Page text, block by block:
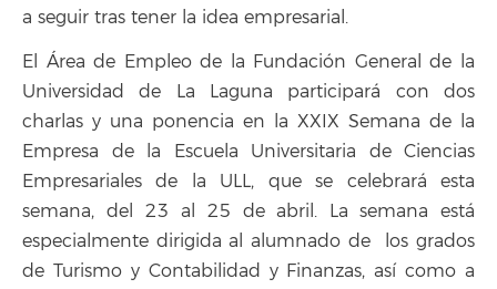
a seguir tras tener la idea empresarial.
El Área de Empleo de la Fundación General de la
Universidad de La Laguna participará con dos
charlas y una ponencia en la XXIX Semana de la
Empresa de la Escuela Universitaria de Ciencias
Empresariales de la ULL, que se celebrará esta
semana, del 23 al 25 de abril. La semana está
especialmente dirigida al alumnado de los grados
de Turismo y Contabilidad y Finanzas, así como a